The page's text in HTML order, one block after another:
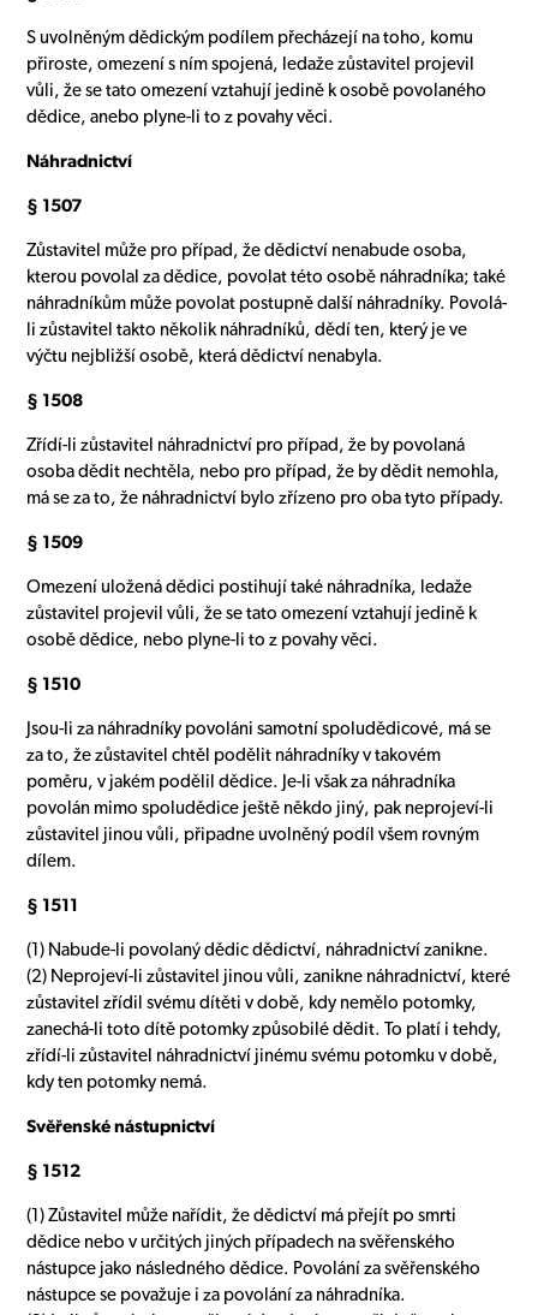
S uvolněným dědickým podílem přecházejí na toho, komu
přiroste, omezení s ním spojená, ledaže zůstavitel projevil
vůli, že se tato omezení vztahují jedině k osobě povolaného
dědice, anebo plyne-li to z povahy věci.
Náhradnictví
§ 1507
Zůstavitel může pro případ, že dědictví nenabude osoba,
kterou povolal za dědice, povolat této osobě náhradníka; také
náhradníkům může povolat postupně další náhradníky. Povolá-
li zůstavitel takto několik náhradníků, dědí ten, který je ve
výčtu nejbližší osobě, která dědictví nenabyla.
§ 1508
Zřídí-li zůstavitel náhradnictví pro případ, že by povolaná
osoba dědit nechtěla, nebo pro případ, že by dědit nemohla,
má se za to, že náhradnictví bylo zřízeno pro oba tyto případy.
§ 1509
Omezení uložená dědici postihují také náhradníka, ledaže
zůstavitel projevil vůli, že se tato omezení vztahují jedině k
osobě dědice, nebo plyne-li to z povahy věci.
§ 1510
Jsou-li za náhradníky povoláni samotní spoludědicové, má se
za to, že zůstavitel chtěl podělit náhradníky v takovém
poměru, v jakém podělil dědice. Je-li však za náhradníka
povolán mimo spoludědice ještě někdo jiný, pak neprojeví-li
zůstavitel jinou vůli, připadne uvolněný podíl všem rovným
dílem.
§ 1511
(1) Nabude-li povolaný dědic dědictví, náhradnictví zanikne.
(2) Neprojeví-li zůstavitel jinou vůli, zanikne náhradnictví, které
zůstavitel zřídil svému dítěti v době, kdy nemělo potomky,
zanechá-li toto dítě potomky způsobilé dědit. To platí i tehdy,
zřídí-li zůstavitel náhradnictví jinému svému potomku v době,
kdy ten potomky nemá.
Svěřenské nástupnictví
§ 1512
(1) Zůstavitel může nařídit, že dědictví má přejít po smrti
dědice nebo v určitých jiných případech na svěřenského
nástupce jako následného dědice. Povolání za svěřenského
nástupce se považuje i za povolání za náhradníka.